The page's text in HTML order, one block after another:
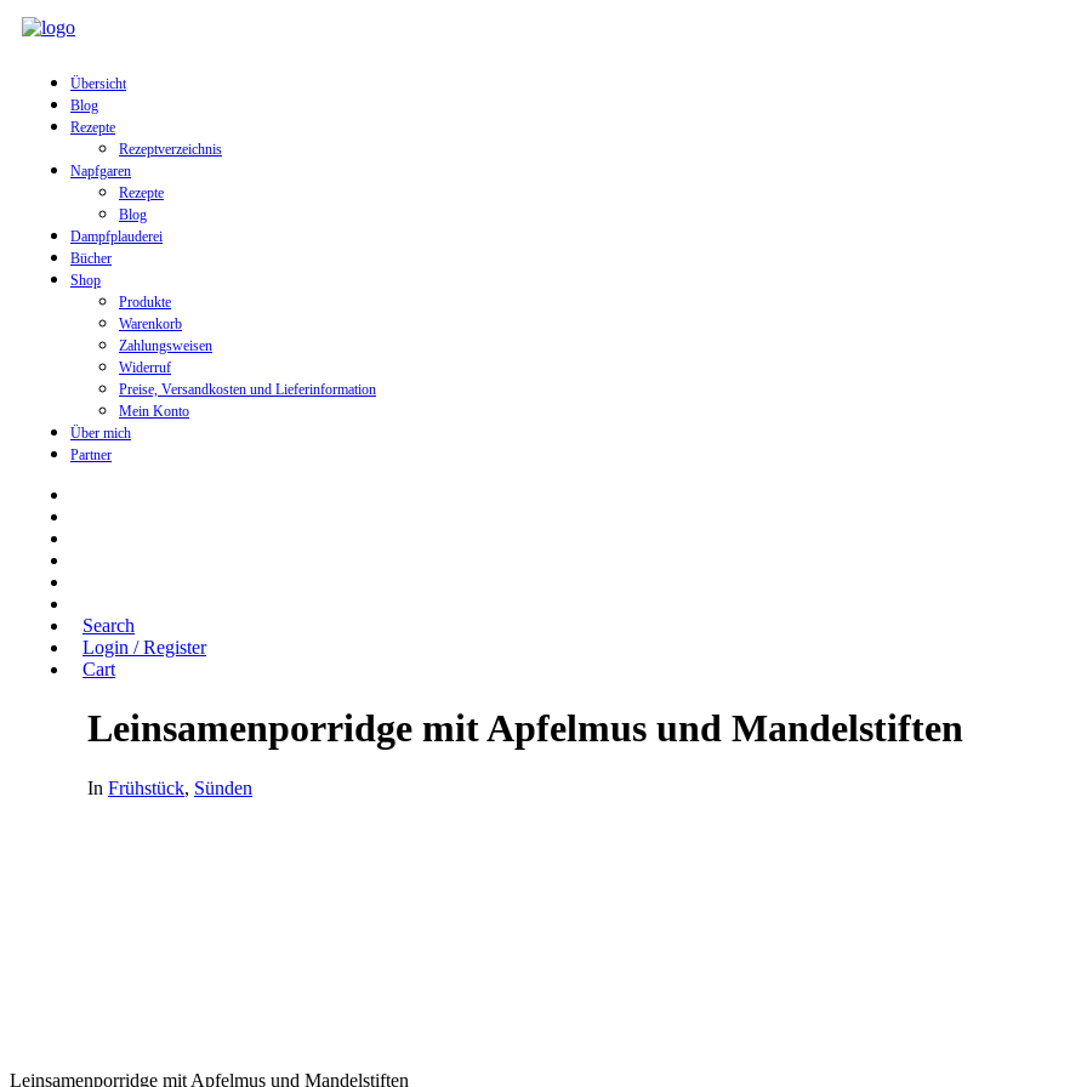
Übersicht
Blog
Rezepte
Rezeptverzeichnis
Napfgaren
Rezepte
Blog
Dampfplauderei
Bücher
Shop
Produkte
Warenkorb
Zahlungsweisen
Widerruf
Preise, Versandkosten und Lieferinformation
Mein Konto
Über mich
Partner
Search
Login / Register
Cart
Leinsamenporridge mit Apfelmus und Mandelstiften
In Frühstück, Sünden
Leinsamenporridge mit Apfelmus und Mandelstiften